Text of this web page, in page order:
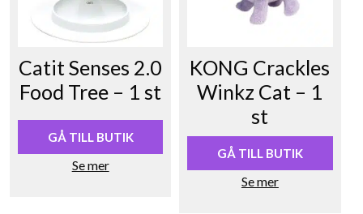
Catit Senses 2.0
Food Tree – 1 st
GÅ TILL BUTIK
Se mer
KONG Crackles
Winkz Cat – 1
st
GÅ TILL BUTIK
Se mer